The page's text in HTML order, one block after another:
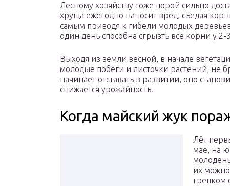
Лесному хозяйству тоже порой сильно
хруща ежегодно наносит вред, съедая
самым приводя к гибели молодых
один день способна сгрызть все корни у 2-
Выходя из земли весной, в начале
молодые побеги и листочки растений, не
начинает отставать в развитии, оно
снижается урожайность.
Когда майский жук
Лёт
мае, на
их можно
грецком